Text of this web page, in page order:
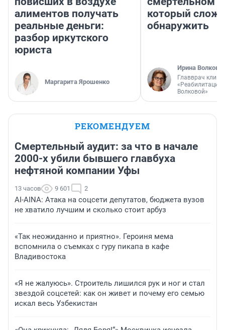
алиментов получать
реальные деньги:
разбор иркутского
юриста
Маргарита Ярошенко
который
обнаружить
Ирина Волкова
Главврач
«Реабилитация
Волковой»
РЕКОМЕНДУЕМ
Смертельный аудит: за что в начале
2000-х убили бывшего главбуха
нефтяной компании Уфы
13 часов 9 601 2
AI-AINA: Атака на соцсети депутатов, бюджета вузов
не хватило лучшим и сколько стоит арбуз
«Так неожиданно и приятно». Героиня мема
вспомнила о съемках с гуру пикапа в кафе
Владивостока
«Я не жалуюсь». Строитель лишился рук и ног и стал
звездой соцсетей: как он живет и почему его семью
искал весь Узбекистан